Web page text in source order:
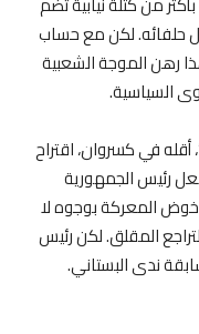
حلفائه. لكن مع حساب
رهن الموجة الشعبية
السياسية.
أقله في كسروان، اقتراح
رئيس الجمهورية
شمعون في العام 1957. أي خوض المعركة بوجوه لا
المقلق. لكن رئيس
ندى البستاني.